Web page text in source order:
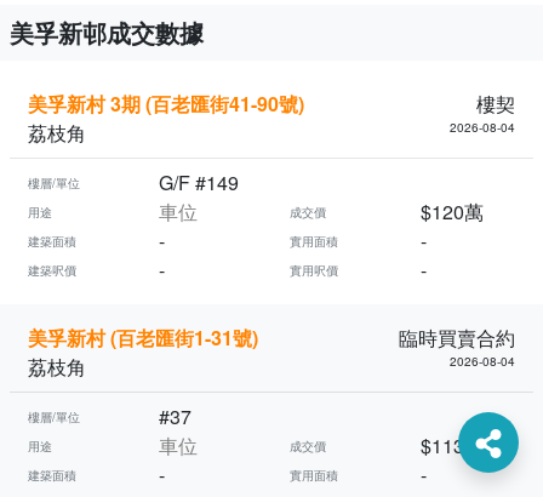
美孚新邨成交數據
美孚新村 3期 (百老匯街41-90號)
樓契
荔枝角
2026-08-04
樓層/單位 G/F #149
用途 車位 成交價 $120萬
建築面積 - 實用面積 -
建築呎價 - 實用呎價 -
美孚新村 (百老匯街1-31號)
臨時買賣合約
荔枝角
2026-08-04
樓層/單位 #37
用途 車位 成交價 $113萬
建築面積 - 實用面積 -